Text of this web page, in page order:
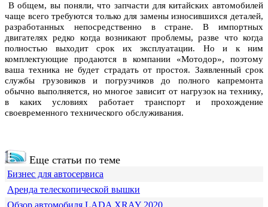
В общем, вы поняли, что запчасти для китайских автомобилей
чаще всего требуются только для замены износившихся деталей,
разработанных непосредственно в стране. В импортных
двигателях редко когда возникают проблемы, разве что когда
полностью выходит срок их эксплуатации. Но и к ним
комплектующие продаются в компании «Мотодор», поэтому
ваша техника не будет страдать от простоя. Заявленный срок
службы грузовиков и погрузчиков до полного капремонта
обычно выполняется, но многое зависит от нагрузок на технику,
в каких условиях работает транспорт и прохождение
своевременного технического обслуживания.
Еще статьи по теме
Бизнес для автосервиса
Аренда телескопической вышки